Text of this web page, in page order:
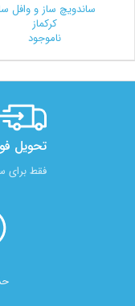
ساندویچ ساز و وافل
کرکماز
ناموجود
تحویل
فقط برای